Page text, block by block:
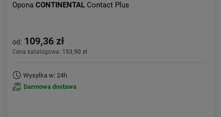
Opona CONTINENTAL Contact Plus
od: 109,36 zł
Cena katalogowa: 153,90 zł
Wysyłka w: 24h
Darmowa dostawa